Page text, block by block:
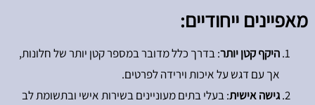
מאפיינים ייחודיים:
היקף קטן יותר: בדרך כלל מדובר במספר קטן יותר של חלונות,
אך עם דגש על איכות וירידה לפרטים.
גישה אישית: בעלי בתים מעוניינים בשירות אישי ובתשומת לב